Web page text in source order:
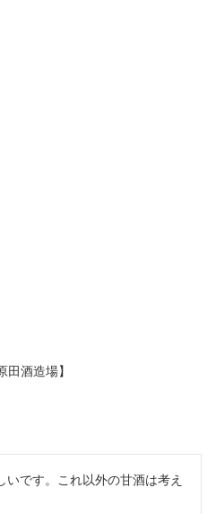
酒造場】
です。これ以外の甘酒は考え